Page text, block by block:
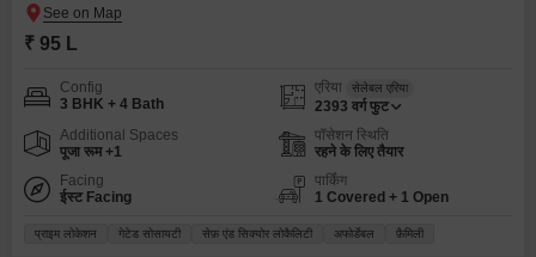
₹ 95 L
Config
3 BHK + 4 Bath
एरिया सेलेबल एरिया
2393 वर्ग फुट
Additional Spaces
पूजा रूम +1
पॉसेशन स्थिति
रहने के लिए तैयार
Facing
ईस्ट Facing
पार्किंग
1 Covered + 1 Open
प्राइम लोकेशन गेटेड सोसायटी सेफ़ एंड सिक्योर लोकैलिटी अफोर्डेबल फ़ैमिली